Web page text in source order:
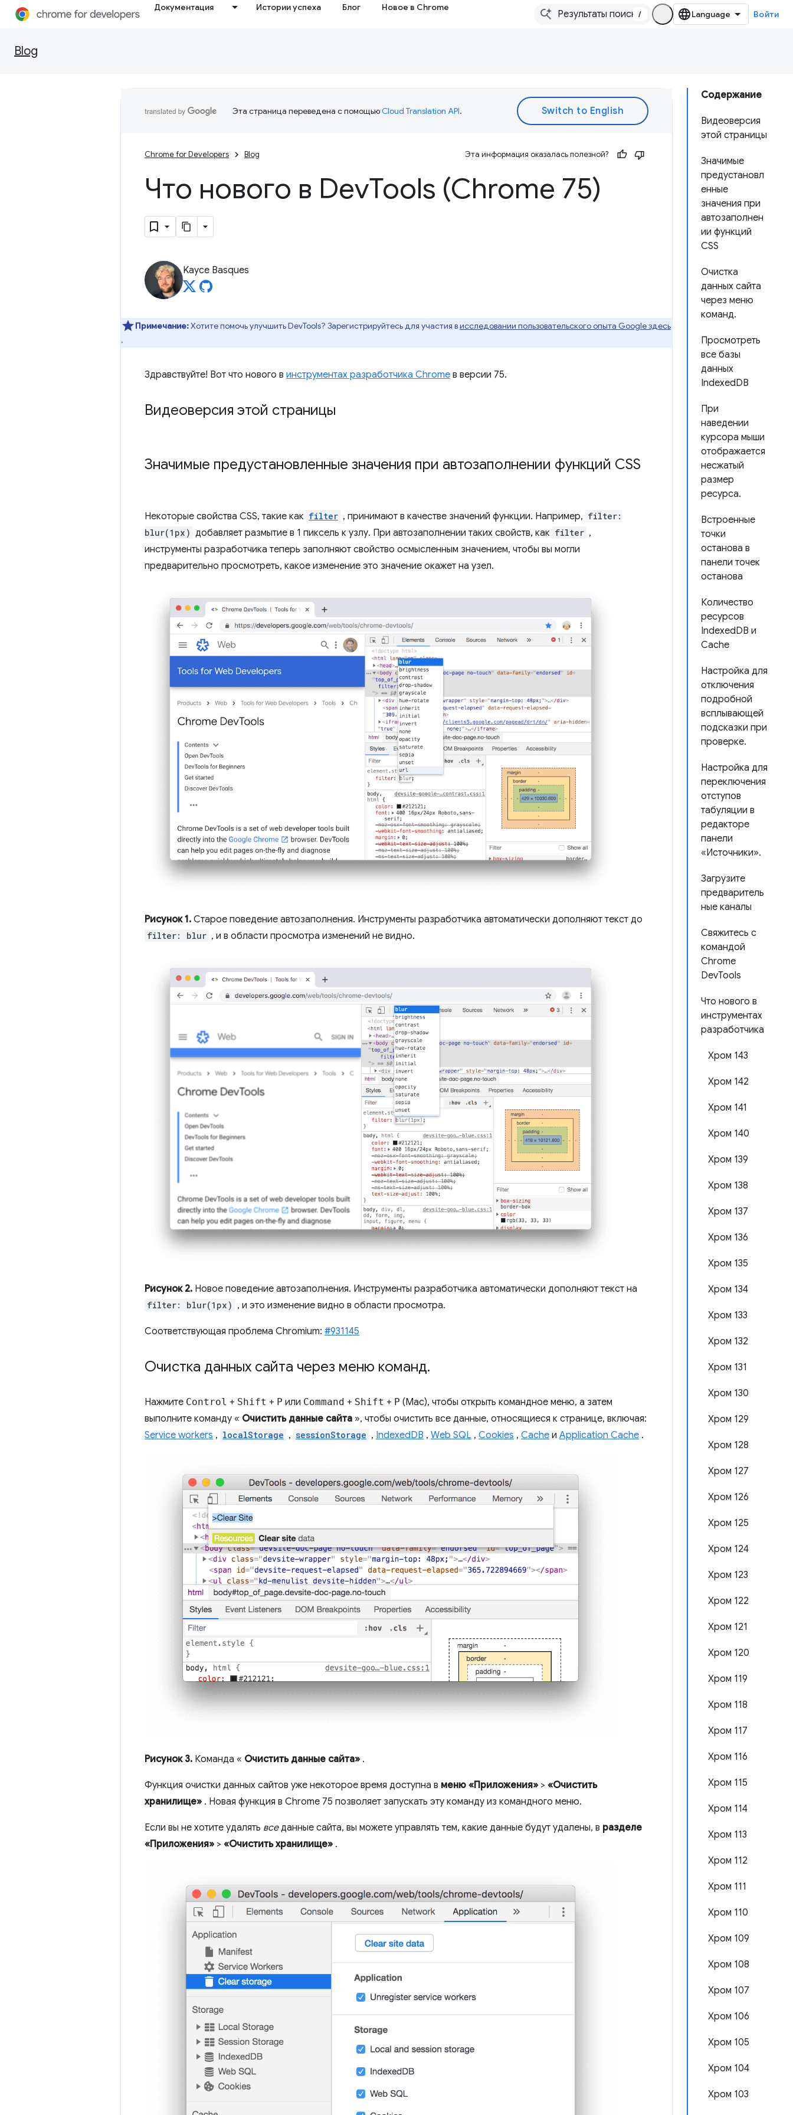
Документация Истории успеха Блог Новое в Chrome
/ Войти
Blog
Содержание
Видеоверсия
этой страницы
Значимые
предустановл
енные
значения при
автозаполнен
ии функций
CSS
Очистка
данных сайта
через меню
команд.
Просмотреть
все базы
данных
IndexedDB
При
наведении
курсора мыши
отображается
несжатый
размер
ресурса.
Встроенные
точки
останова в
панели точек
останова
Количество
ресурсов
IndexedDB и
Cache
Настройка для
отключения
подробной
всплывающей
подсказки при
проверке.
Настройка для
переключения
отступов
табуляции в
редакторе
панели
«Источники».
Загрузите
предваритель
ные каналы
Свяжитесь с
командой
Chrome
DevTools
Что нового в
инструментах
разработчика
Хром 143
Хром 142
Хром 141
Хром 140
Хром 139
Хром 138
Хром 137
Хром 136
Хром 135
Хром 134
Хром 133
Хром 132
Хром 131
Хром 130
Хром 129
Хром 128
Хром 127
Хром 126
Хром 125
Хром 124
Хром 123
Хром 122
Хром 121
Хром 120
Хром 119
Хром 118
Хром 117
Хром 116
Хром 115
Хром 114
Хром 113
Хром 112
Хром 111
Хром 110
Хром 109
Хром 108
Хром 107
Хром 106
Хром 105
Хром 104
Хром 103
Эта страница переведена с помощьюCloud Translation API.
Chrome for Developers Blog Эта информация оказалась полезной?
Что нового в DevTools (Chrome 75)
Kayce Basques
Примечание:Хотите помочь улучшить DevTools? Зарегистрируйтесь для участия висследовании пользовательского опыта Google здесь
.
Здравствуйте! Вот что нового в инструментах разработчика Chrome в версии 75.
Видеоверсия этой страницы
Значимые предустановленные значения при автозаполнении функций CSS
Некоторые свойства CSS, такие как filter , принимают в качестве значений функции. Например, filter:
blur(1px) добавляет размытие в 1 пиксель к узлу. При автозаполнении таких свойств, как filter ,
инструменты разработчика теперь заполняют свойство осмысленным значением, чтобы вы могли
предварительно просмотреть, какое изменение это значение окажет на узел.
Рисунок 1. Старое поведение автозаполнения. Инструменты разработчика автоматически дополняют текст до
filter: blur , и в области просмотра изменений не видно.
Рисунок 2. Новое поведение автозаполнения. Инструменты разработчика автоматически дополняют текст на
filter: blur(1px) , и это изменение видно в области просмотра.
Соответствующая проблема Chromium: #931145
Очистка данных сайта через меню команд.
Нажмите Control + Shift + P или Command + Shift + P (Mac), чтобы открыть командное меню, а затем
выполните команду « Очистить данные сайта », чтобы очистить все данные, относящиеся к странице, включая:
Service workers , localStorage , sessionStorage , IndexedDB , Web SQL , Cookies , Cache и Application Cache .
Рисунок 3. Команда « Очистить данные сайта» .
Функция очистки данных сайтов уже некоторое время доступна в меню «Приложения» > «Очистить
хранилище» . Новая функция в Chrome 75 позволяет запускать эту команду из командного меню.
Если вы не хотите удалять вседанные сайта, вы можете управлять тем, какие данные будут удалены, в разделе
«Приложения» > «Очистить хранилище» .